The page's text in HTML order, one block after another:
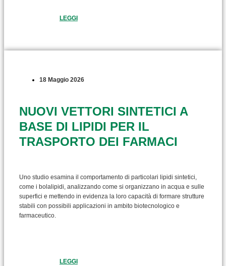
LEGGI
18 Maggio 2026
NUOVI VETTORI SINTETICI A
BASE DI LIPIDI PER IL
TRASPORTO DEI FARMACI
Uno studio esamina il comportamento di particolari lipidi sintetici,
come i bolalipidi, analizzando come si organizzano in acqua e sulle
superfici e mettendo in evidenza la loro capacità di formare strutture
stabili con possibili applicazioni in ambito biotecnologico e
farmaceutico.
LEGGI